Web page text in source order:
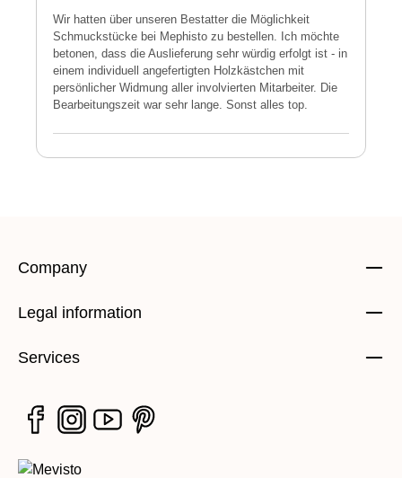
Wir hatten über unseren Bestatter die Möglichkeit
Schmuckstücke bei Mephisto zu bestellen. Ich möchte
betonen, dass die Auslieferung sehr würdig erfolgt ist - in
einem individuell angefertigten Holzkästchen mit
persönlicher Widmung aller involvierten Mitarbeiter. Die
Bearbeitungszeit war sehr lange. Sonst alles top.
Company
Legal information
Services